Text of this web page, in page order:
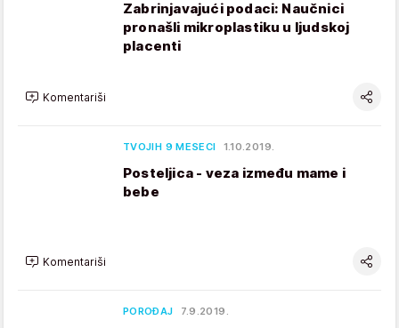
Zabrinjavajući podaci: Naučnici
pronašli mikroplastiku u ljudskoj
placenti
Komentariši
TVOJIH 9 MESECI 1.10.2019.
Posteljica - veza između mame i
bebe
Komentariši
POROĐAJ 7.9.2019.